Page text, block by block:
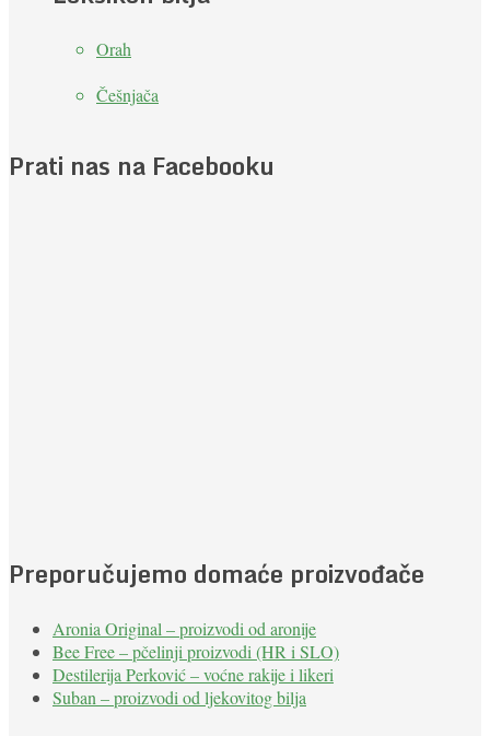
Orah
Češnjača
Prati nas na Facebooku
Preporučujemo domaće proizvođače
Aronia Original – proizvodi od aronije
Bee Free – pčelinji proizvodi (HR i SLO)
Destilerija Perković – voćne rakije i likeri
Suban – proizvodi od ljekovitog bilja